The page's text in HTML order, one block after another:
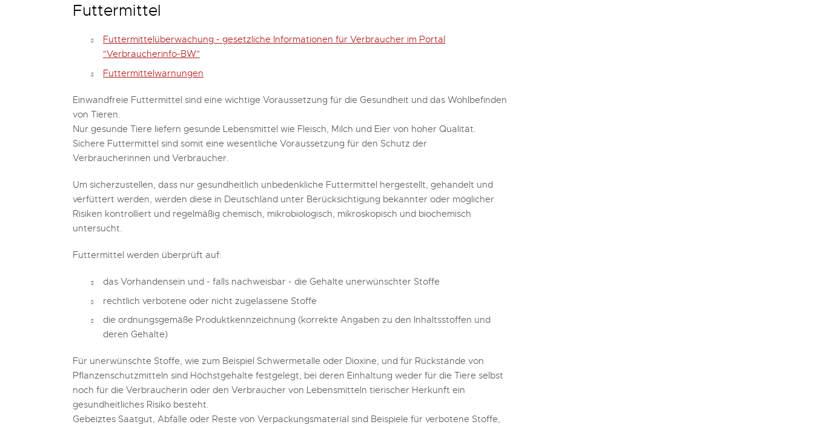
Futtermittel
Futtermittelüberwachung - gesetzliche Informationen für Verbraucher im Portal
"Verbraucherinfo-BW"
Futtermittelwarnungen
Einwandfreie Futtermittel sind eine wichtige Voraussetzung für die Gesundheit und das Wohlbefinden
von Tieren.
Nur gesunde Tiere liefern gesunde Lebensmittel wie Fleisch, Milch und Eier von hoher Qualität.
Sichere Futtermittel sind somit eine wesentliche Voraussetzung für den Schutz der
Verbraucherinnen und Verbraucher.
Um sicherzustellen, dass nur gesundheitlich unbedenkliche Futtermittel hergestellt, gehandelt und
verfüttert werden, werden diese in Deutschland unter Berücksichtigung bekannter oder möglicher
Risiken kontrolliert und regelmäßig chemisch, mikrobiologisch, mikroskopisch und biochemisch
untersucht.
Futtermittel werden überprüft auf:
das Vorhandensein und - falls nachweisbar - die Gehalte unerwünschter Stoffe
rechtlich verbotene oder nicht zugelassene Stoffe
die ordnungsgemäße Produktkennzeichnung (korrekte Angaben zu den Inhaltsstoffen und
deren Gehalte)
Für unerwünschte Stoffe, wie zum Beispiel Schwermetalle oder Dioxine, und für Rückstände von
Pflanzenschutzmitteln sind Höchstgehalte festgelegt, bei deren Einhaltung weder für die Tiere selbst
noch für die Verbraucherin oder den Verbraucher von Lebensmitteln tierischer Herkunft ein
gesundheitliches Risiko besteht.
Gebeiztes Saatgut, Abfälle oder Reste von Verpackungsmaterial sind Beispiele für verbotene Stoffe,